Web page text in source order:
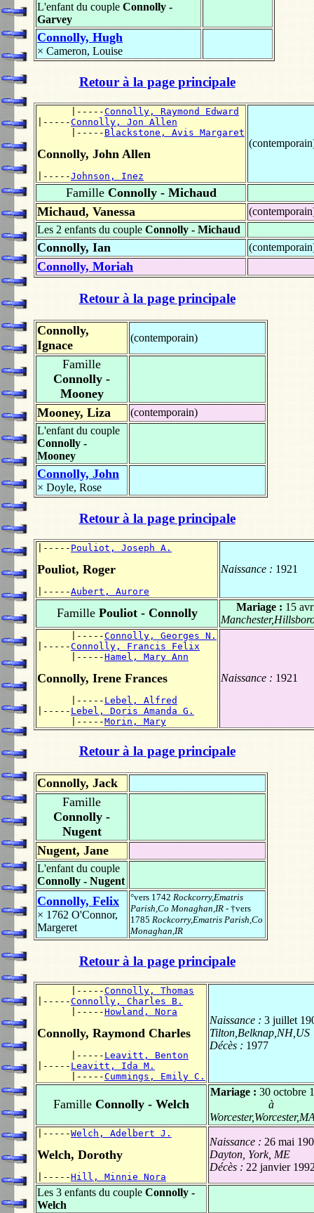
L'enfant du couple Connolly -
Garvey
Connolly, Hugh
× Cameron, Louise
Retour à la page principale
      |-----
Connolly, Raymond Edward
|-----Connolly, Jon Allen
      |-----
Blackstone, Avis Margaret
Connolly, John Allen
|-----Johnson, Inez
FamilleConnolly - Michaud
Michaud, Vanessa
Les 2 enfants du couple Connolly - Michaud
Connolly, Ian
Connolly, Moriah
Retour à la page principale
Connolly,
Ignace
(contemporain)
Famille
Connolly -
Mooney
Mooney, Liza
(contemporain)
L'enfant du couple
Connolly -
Mooney
Connolly, John
× Doyle, Rose
Retour à la page principale
|----- Pouliot, Joseph A.
Pouliot, Roger
|-----Aubert, Aurore
Naissance : 1921
FamillePouliot - Connolly Mariage : 15
      |-----
Connolly, Georges N.
|-----Connolly, Francis Felix
      |-----
Hamel, Mary Ann
Connolly, Irene Frances
      |-----
Lebel, Alfred
|----- Lebel, Doris Amanda G.
      |-----
Morin, Mary
Naissance : 1921
Retour à la page principale
Connolly, Jack
Famille
Connolly -
Nugent
Nugent, Jane
L'enfant du couple
Connolly - Nugent
Connolly, Felix
× 1762 O'Connor,
Margeret
°vers 1742 Rockcorry,Ematris
Parish,Co Monaghan,IR - †vers
1785 Rockcorry,Ematris Parish,Co
Monaghan,IR
Retour à la page principale
      |-----
Connolly, Thomas
|-----Connolly, Charles B.
      |-----
Howland, Nora
Connolly, Raymond Charles
      |-----
Leavitt, Benton
|----- Leavitt, Ida M.
      |-----
Cummings, Emily C.
Naissance : 3 juillet
Tilton,Belknap,NH,US
Décès : 1977
Famille Connolly - Welch
Mariage : 30 octobre
à
|-----Welch, Adelbert J.
Welch, Dorothy
|-----Hill, Minnie Nora
Naissance : 26 mai
Dayton, York, ME
Décès : 22 janvier
Les 3 enfants du couple Connolly -
Welch